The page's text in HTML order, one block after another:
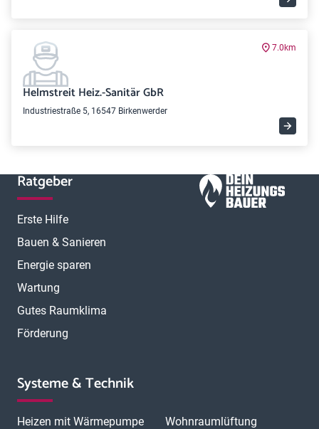
7.0km
Helmstreit Heiz.-Sanitär GbR
Industriestraße 5, 16547 Birkenwerder
Ratgeber
Erste Hilfe
Bauen & Sanieren
Energie sparen
Wartung
Gutes Raumklima
Förderung
Systeme & Technik
Heizen mit Wärmepumpe
Wohnraumlüftung